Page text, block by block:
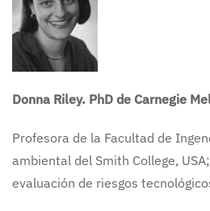
Donna Riley. PhD de Carnegie
Profesora de la Facultad de
ambiental del Smith College,
evaluación de riesgos